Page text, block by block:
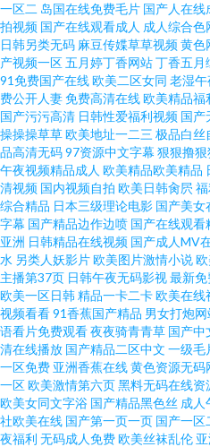
一区二 岛国在线免费毛片 国产人在线
拍视频 国产在线观看成人 成人综合色
日韩另类无码 麻豆传媟草草视频黄色
产视频一区五月婷丁香网站丁香五月
91免费国产在线欧美二区女同 老湿
费公开人妻免费高清在线欧美精品福
国产污污高清 日韩性爱福利视频 国产
操操操草草欧美地址一二三 极品白丝
品高清无码97资源中文字幕 狠狠撸
午夜视频精品成人 欧美精品欧美精品
清视频 国内视频自拍 欧美日韩肏屄
综合精品 日本三级理论电影 国产美女
字幕 国产精品边作边喷 国产在线观看
亚洲 日韩精品在线视频 国产成人MV
水 另类人妖影片欧美图片激情小说
主播第37页 日韩午夜无码影视最新
欧美一区日韩精品一卡二卡欧美在线
视频看看91香蕉国产精品 男女打炮网
语看片免费观看夜夜骑青青草 国产中
清在线播放 国产精品二区中文 一级毛
一区免费 亚洲香蕉在线黄色资源无码
一区欧美激情第六页黑料无码在线资
欧美女同文字浴 国产精品黑色丝 成人
社欧美在线 国产第一页一页 国产一区
夜福利 无码成人免费欧美丝袜乱伦